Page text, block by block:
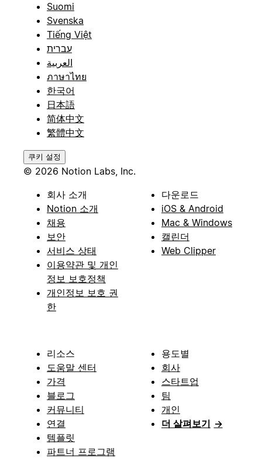
Suomi
Svenska
Tiếng Việt
עברית
العربية
ภาษาไทย
한국어
日本語
简体中文
繁體中文
쿠키 설정
© 2026 Notion Labs, Inc.
회사 소개
Notion 소개
채용
보안
서비스 상태
이용약관 및 개인
정보 보호정책
개인정보 보호 권
한
다운로드
iOS & Android
Mac & Windows
캘린더
Web Clipper
리소스
도움말 센터
가격
블로그
커뮤니티
연결
템플릿
파트너 프로그램
용도별
회사
스타트업
팀
개인
더 살펴보기 →